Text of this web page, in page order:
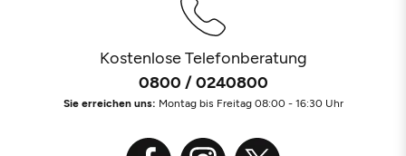
Kostenlose Telefonberatung
0800 / 0240800
Sie erreichen uns: Montag bis Freitag 08:00 - 16:30 Uhr